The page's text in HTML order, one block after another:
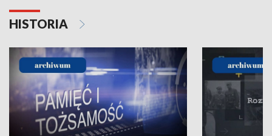
HISTORIA